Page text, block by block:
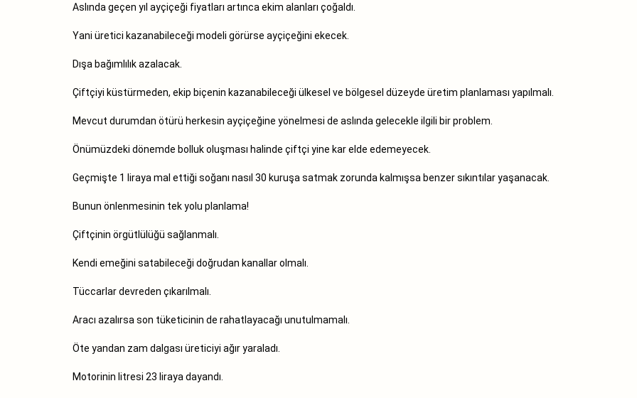
Aslında geçen yıl ayçiçeği fiyatları artınca ekim alanları çoğaldı.
Yani üretici kazanabileceği modeli görürse ayçiçeğini ekecek.
Dışa bağımlılık azalacak.
Çiftçiyi küstürmeden, ekip biçenin kazanabileceği ülkesel ve bölgesel düzeyde üretim planlaması yapılmalı.
Mevcut durumdan ötürü herkesin ayçiçeğine yönelmesi de aslında gelecekle ilgili bir problem.
Önümüzdeki dönemde bolluk oluşması halinde çiftçi yine kar elde edemeyecek.
Geçmişte 1 liraya mal ettiği soğanı nasıl 30 kuruşa satmak zorunda kalmışsa benzer sıkıntılar yaşanacak.
Bunun önlenmesinin tek yolu planlama!
Çiftçinin örgütlülüğü sağlanmalı.
Kendi emeğini satabileceği doğrudan kanallar olmalı.
Tüccarlar devreden çıkarılmalı.
Aracı azalırsa son tüketicinin de rahatlayacağı unutulmamalı.
Öte yandan zam dalgası üreticiyi ağır yaraladı.
Motorinin litresi 23 liraya dayandı.